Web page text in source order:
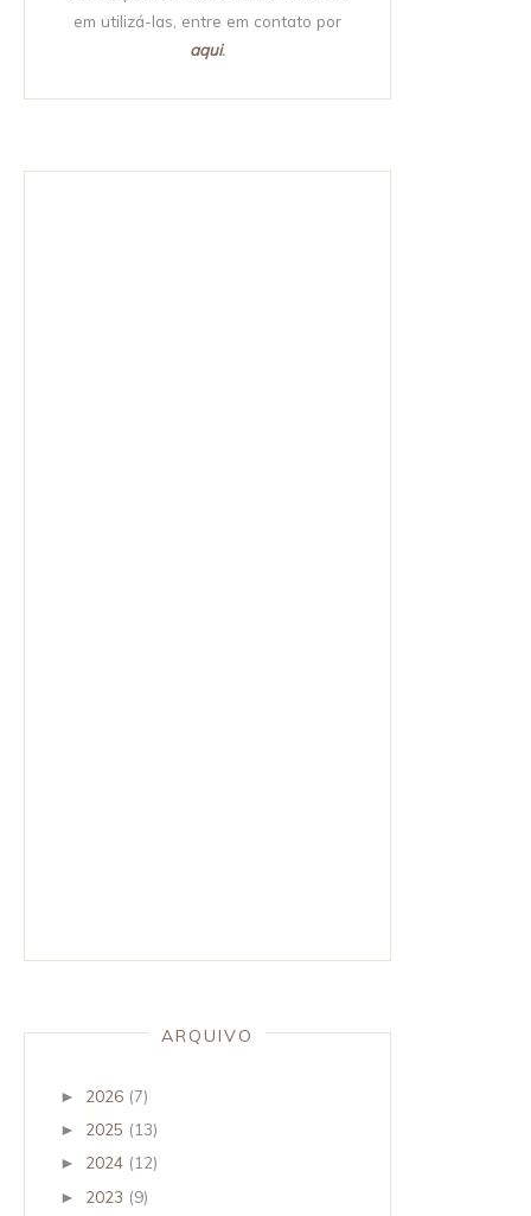
em utilizá-las, entre em contato por
aqui.
ARQUIVO
► 2026 (7)
► 2025 (13)
► 2024 (12)
► 2023 (9)